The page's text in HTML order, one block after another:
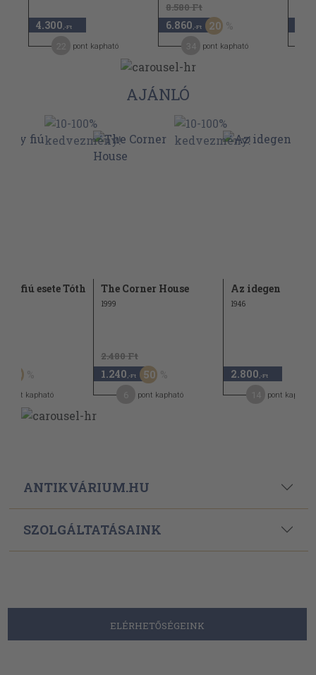
4.300 ,-Ft
pont kapható
8.580 Ft
6.860 ,-Ft 20
pont kapható
AJÁNLÓ
fiú esete Tóth
50
pont kapható
The Corner House
1999
2.480 Ft
1.240 ,-Ft 50
pont kapható
Az idegen
1946
2.800 ,-Ft
pont kapható
ANTIKVÁRIUM.HU
SZOLGÁLTATÁSAINK
ELÉRHETŐSÉGEINK